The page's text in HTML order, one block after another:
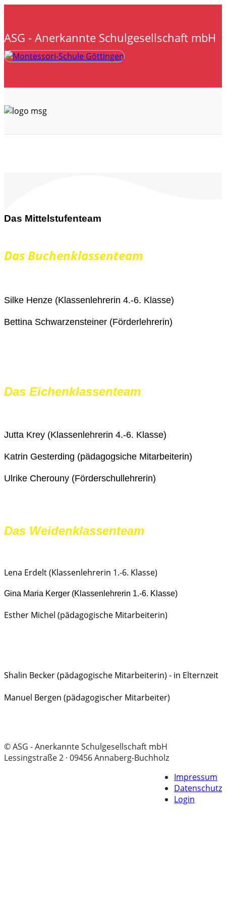
ASG - Anerkannte Schulgesellschaft mbH
Das Mittelstufenteam
Das Buchenklassenteam
Silke Henze (Klassenlehrerin 4.-6. Klasse)
Bettina Schwarzensteiner (Förderlehrerin)
Das Eichenklassenteam
Jutta Krey (Klassenlehrerin 4.-6. Klasse)
Katrin Gesterding (pädagogsiche Mitarbeiterin)
Ulrike Cherouny (Förderschullehrerin)
Das Weidenklassenteam
Lena Erdelt (Klassenlehrerin 1.-6. Klasse)
Gina Maria Kerger (Klassenlehrerin 1.-6. Klasse)
Esther Michel (pädagogische Mitarbeiterin)
Shalin Becker (pädagogische Mitarbeiterin) - in Elternzeit
Manuel Bergen (pädagogischer Mitarbeiter)
© ASG - Anerkannte Schulgesellschaft mbH
Lessingstraße 2 · 09456 Annaberg-Buchholz
Impressum
Datenschutz
Login